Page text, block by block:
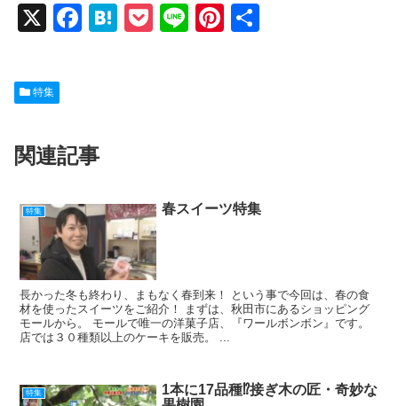
X
F
o
k
H
P
Li
Pi
特集
関連記事
特集 春スイーツ特集
長かった冬も終わり、まもなく春到来！ という事で今回は、春の食
材を使ったスイーツをご紹介！ まずは、秋田市にあるショッピング
モールから。 モールで唯一の洋菓子店、『ワールボンボン』です。
店では３０種類以上のケーキを販売。 ...
特集
1本に17品種⁉接ぎ木の匠・奇妙な